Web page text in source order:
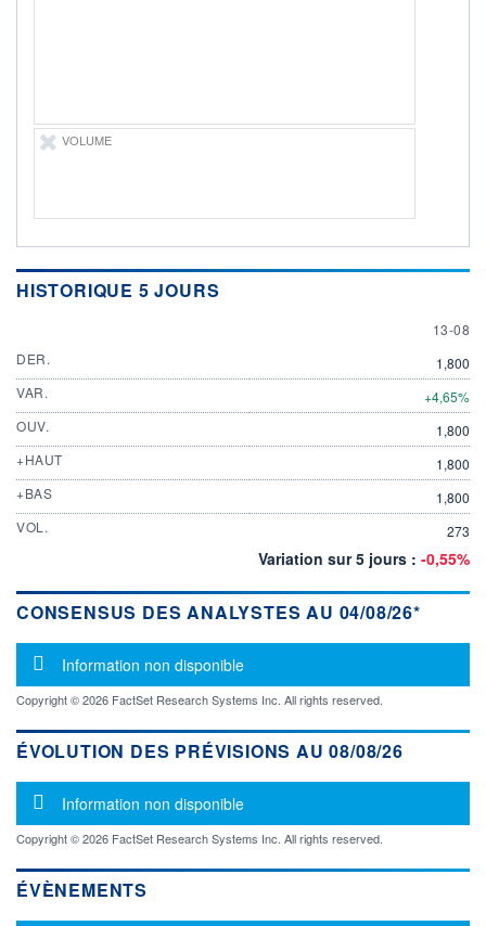
VOLUME
HISTORIQUE 5 JOURS
13
13-08
DER.
1,800
VAR.
+4,65%
OUV.
1,800
+HAUT
1,800
+BAS
1,800
VOL.
273
Variation sur 5 jours : -0,55%
CONSENSUS DES ANALYSTES AU 04/08/26*
Message d'information
Information non disponible
Copyright © 2026 FactSet Research Systems Inc. All rights reserved.
ÉVOLUTION DES PRÉVISIONS AU 08/08/26
Message d'information
Information non disponible
Copyright © 2026 FactSet Research Systems Inc. All rights reserved.
ÉVÈNEMENTS